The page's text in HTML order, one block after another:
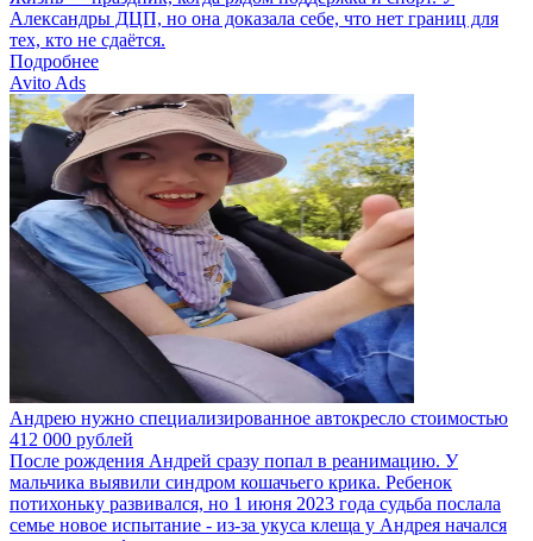
Александры ДЦП, но она доказала себе, что нет границ для
тех, кто не сдаётся.
Подробнее
Avito Ads
Андрею нужно специализированное автокресло стоимостью
412 000 рублей
После рождения Андрей сразу попал в реанимацию. У
мальчика выявили синдром кошачьего крика. Ребенок
потихоньку развивался, но 1 июня 2023 года судьба послала
семье новое испытание - из-за укуса клеща у Андрея начался